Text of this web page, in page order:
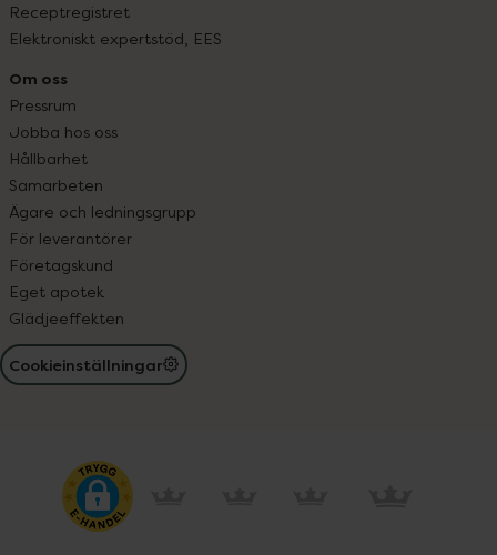
Receptregistret
Elektroniskt expertstöd, EES
Om oss
Pressrum
Jobba hos oss
Hållbarhet
Samarbeten
Ägare och ledningsgrupp
För leverantörer
Företagskund
Eget apotek
Glädjeeffekten
Cookieinställningar